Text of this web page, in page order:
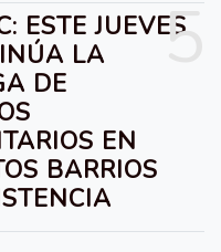
5
ESTE JUEVES
LA
DE
EN
BARRIOS